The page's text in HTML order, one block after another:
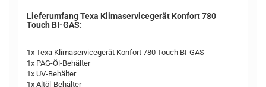
Lieferumfang Texa Klimaservicegerät Konfort 780
Touch BI-GAS:
1x Texa Klimaservicegerät Konfort 780 Touch BI-GAS
1x PAG-Öl-Behälter
1x UV-Behälter
1x Altöl-Behälter